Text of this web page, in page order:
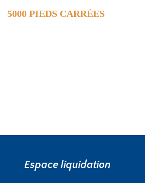
5000 PIEDS CARRÉES
Espace liquidation